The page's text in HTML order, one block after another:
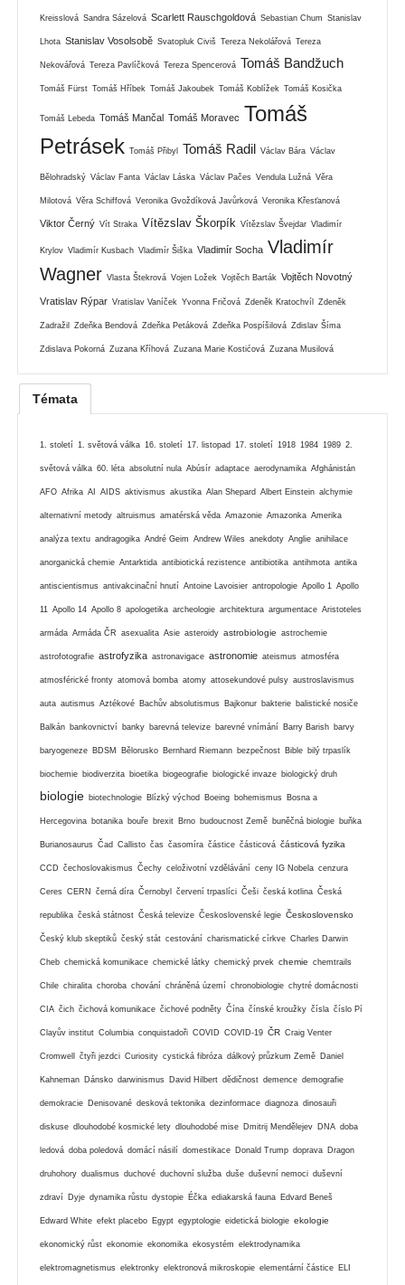
Kreisslová Sandra Sázelová Scarlett Rauschgoldová Sebastian Chum Stanislav
Lhota Stanislav Vosolsobě Svatopluk Civiš Tereza Nekolářová Tereza
Nekovářová Tereza Pavlíčková Tereza Spencerová Tomáš Bandžuch
Tomáš Fürst Tomáš Hříbek Tomáš Jakoubek Tomáš Koblížek Tomáš Kosička
Tomáš Lebeda Tomáš Mančal Tomáš Moravec Tomáš
Petrásek Tomáš Přibyl Tomáš Radil Václav Bára Václav
Bělohradský Václav Fanta Václav Láska Václav Pačes Vendula Lužná Věra
Milotová Věra Schiffová Veronika Gvoždíková Javůrková Veronika Křesťanová
Viktor Černý Vít Straka Vítězslav Škorpík Vítězslav Švejdar Vladimír
Krylov Vladimír Kusbach Vladimír Šiška Vladimír Socha Vladimír
Wagner Vlasta Štekrová Vojen Ložek Vojtěch Barták Vojtěch Novotný
Vratislav Rýpar Vratislav Vaníček Yvonna Fričová Zdeněk Kratochvíl Zdeněk
Zadražil Zdeňka Bendová Zdeňka Petáková Zdeňka Pospíšilová Zdislav Šíma
Zdislava Pokorná Zuzana Kříhová Zuzana Marie Kostićová Zuzana Musilová
Témata
1. století 1. světová válka 16. století 17. listopad 17. století 1918 1984 1989 2.
světová válka 60. léta absolutní nula Abúsír adaptace aerodynamika Afghánistán
AFO Afrika AI AIDS aktivismus akustika Alan Shepard Albert Einstein alchymie
alternativní metody altruismus amatérská věda Amazonie Amazonka Amerika
analýza textu andragogika André Geim Andrew Wiles anekdoty Anglie anihilace
anorganická chemie Antarktida antibiotická rezistence antibiotika antihmota antika
antiscientismus antivakcinační hnutí Antoine Lavoisier antropologie Apollo 1 Apollo
11 Apollo 14 Apollo 8 apologetika archeologie architektura argumentace Aristoteles
armáda Armáda ČR asexualita Asie asteroidy astrobiologie astrochemie
astrofotografie astrofyzika astronavigace astronomie ateismus atmosféra
atmosférické fronty atomová bomba atomy attosekundové pulsy austroslavismus
auta autismus Aztékové Bachův absolutismus Bajkonur bakterie balistické nosiče
Balkán bankovnictví banky barevná televize barevné vnímání Barry Barish barvy
baryogeneze BDSM Bělorusko Bernhard Riemann bezpečnost Bible bilý trpaslík
biochemie biodiverzita bioetika biogeografie biologické invaze biologický druh
biologie biotechnologie Blízký východ Boeing bohemismus Bosna a
Hercegovina botanika bouře brexit Brno budoucnost Země buněčná biologie buňka
Burianosaurus Čad Callisto čas časomíra částice částicová částicová fyzika
CCD čechoslovakismus Čechy celoživotní vzdělávání ceny IG Nobela cenzura
Ceres CERN černá díra Černobyl červení trpaslíci Češi česká kotlina Česká
republika česká státnost Česká televize Československé legie Československo
Český klub skeptiků český stát cestování charismatické církve Charles Darwin
Cheb chemická komunikace chemické látky chemický prvek chemie chemtrails
Chile chiralita choroba chování chráněná území chronobiologie chytré domácnosti
CIA čich čichová komunikace čichové podněty Čína čínské kroužky čísla číslo Pí
Clayův institut Columbia conquistadoři COVID COVID-19 ČR Craig Venter
Cromwell čtyři jezdci Curiosity cystická fibróza dálkový průzkum Země Daniel
Kahneman Dánsko darwinismus David Hilbert dědičnost demence demografie
demokracie Denisované desková tektonika dezinformace diagnoza dinosauři
diskuse dlouhodobé kosmické lety dlouhodobé mise Dmitrij Mendělejev DNA doba
ledová doba poledová domácí násilí domestikace Donald Trump doprava Dragon
druhohory dualismus duchové duchovní služba duše duševní nemoci duševní
zdraví Dyje dynamika růstu dystopie Éčka ediakarská fauna Edvard Beneš
Edward White efekt placebo Egypt egyptologie eidetická biologie ekologie
ekonomický růst ekonomie ekonomika ekosystém elektrodynamika
elektromagnetismus elektronky elektronová mikroskopie elementární částice ELI